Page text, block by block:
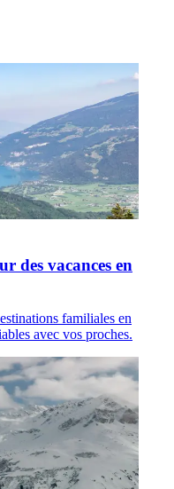
des vacances en
familiales en
avec vos proches.